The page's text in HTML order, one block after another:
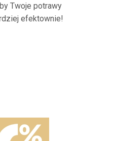
Twoje potrawy
efektownie!